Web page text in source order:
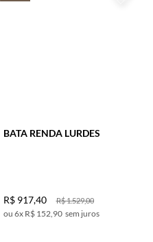
BATA RENDA LURDES
R$1.529,00
R$ 917,40
6x R$ 152,90 sem juros